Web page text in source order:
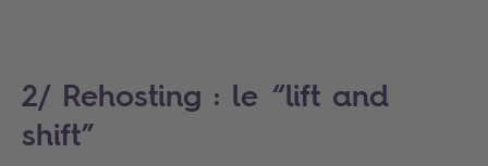
2/ Rehosting : le “lift and
shift”